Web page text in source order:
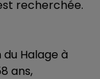
recherchée.
Halage à
ans,